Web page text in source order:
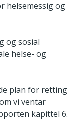
helsemessig og
og sosial
helse- og
plan for retting
vi ventar
kapittel 6.